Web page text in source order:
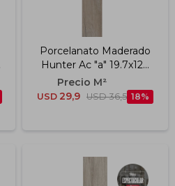
Porcelanato Maderado
Hunter Ac "a" 19.7x120
Cm
USD 29,9 USD 36,5 18